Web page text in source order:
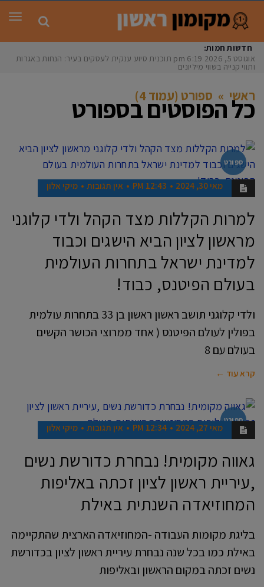
חדשות חמות:
אוגוסט 5, 2026
6:19 pm תוכנית סיוע ענקית לעסקים בעיר: הנחות באגרות
ותווי קנייה בשווי מיליונים הצעת
ראשי » ספורט (עמוד 4)
כל הפוסטים בספורט
ספורט
מאי 30, 2024 12:43 PM אין תגובות מיקי אלון
למרות הקללות מצד הקהל ולדי קלוגני
מראשון לציון הביא הישגים וכבוד
למדינת ישראל בתחרות העולמית
בעולם הפיטנס, כבוד!
ולדי קלוגני תושב ראשון ראשון בן 33 בתחרות עולמית
בפולין לעולם הפיטנס ( אחד ממרוצי הכושר הקשים
בעולם עם 8
קרא עוד ←
ספורט
מאי 27, 2024 12:34 PM אין תגובות מיקי אלון
גאווה מקומית! נבחרת כדורשת נשים
,עיריית ראשון לציון זכתה באליפות
המחוזיאדה השנתית באילת
בליגת מקומות העבודה -המחוזיאדה הארצית שהתקיימה
באילת כמו בכל שנה נבחרת עיריית ראשון לציון בכדורשת
נשים זכתה במקום הראשון ובאליפות